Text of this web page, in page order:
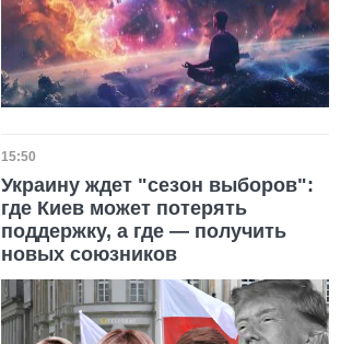
Дата публикации
15:50
Украину ждет "сезон выборов":
где Киев может потерять
поддержку, а где — получить
новых союзников